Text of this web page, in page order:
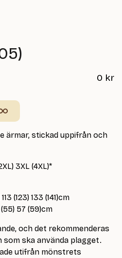
0 kr
ärmar, stickad uppifrån och
3XL (4XL)*
(123) 133 (141)cm
57 (59)cm
och det rekommenderas
ska använda plagget.
utifrån mönstrets